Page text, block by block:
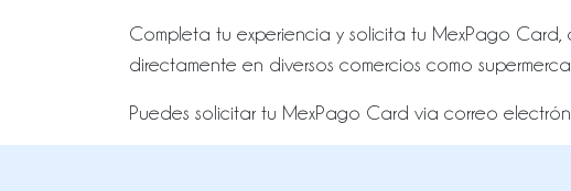
Completa tu experiencia y solicita tu MexPago
directamente en diversos comercios como
Puedes solicitar tu MexPago Card via correo